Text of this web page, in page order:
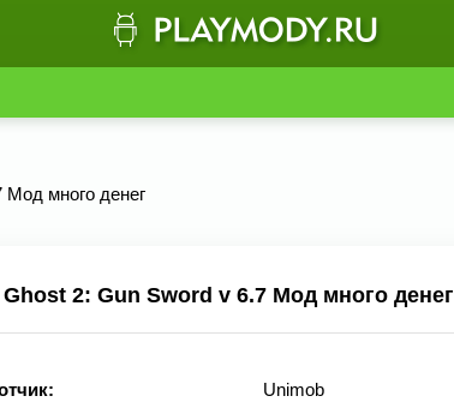
Мод много денег
2: Gun Sword v 6.7 Мод много денег
Unimob